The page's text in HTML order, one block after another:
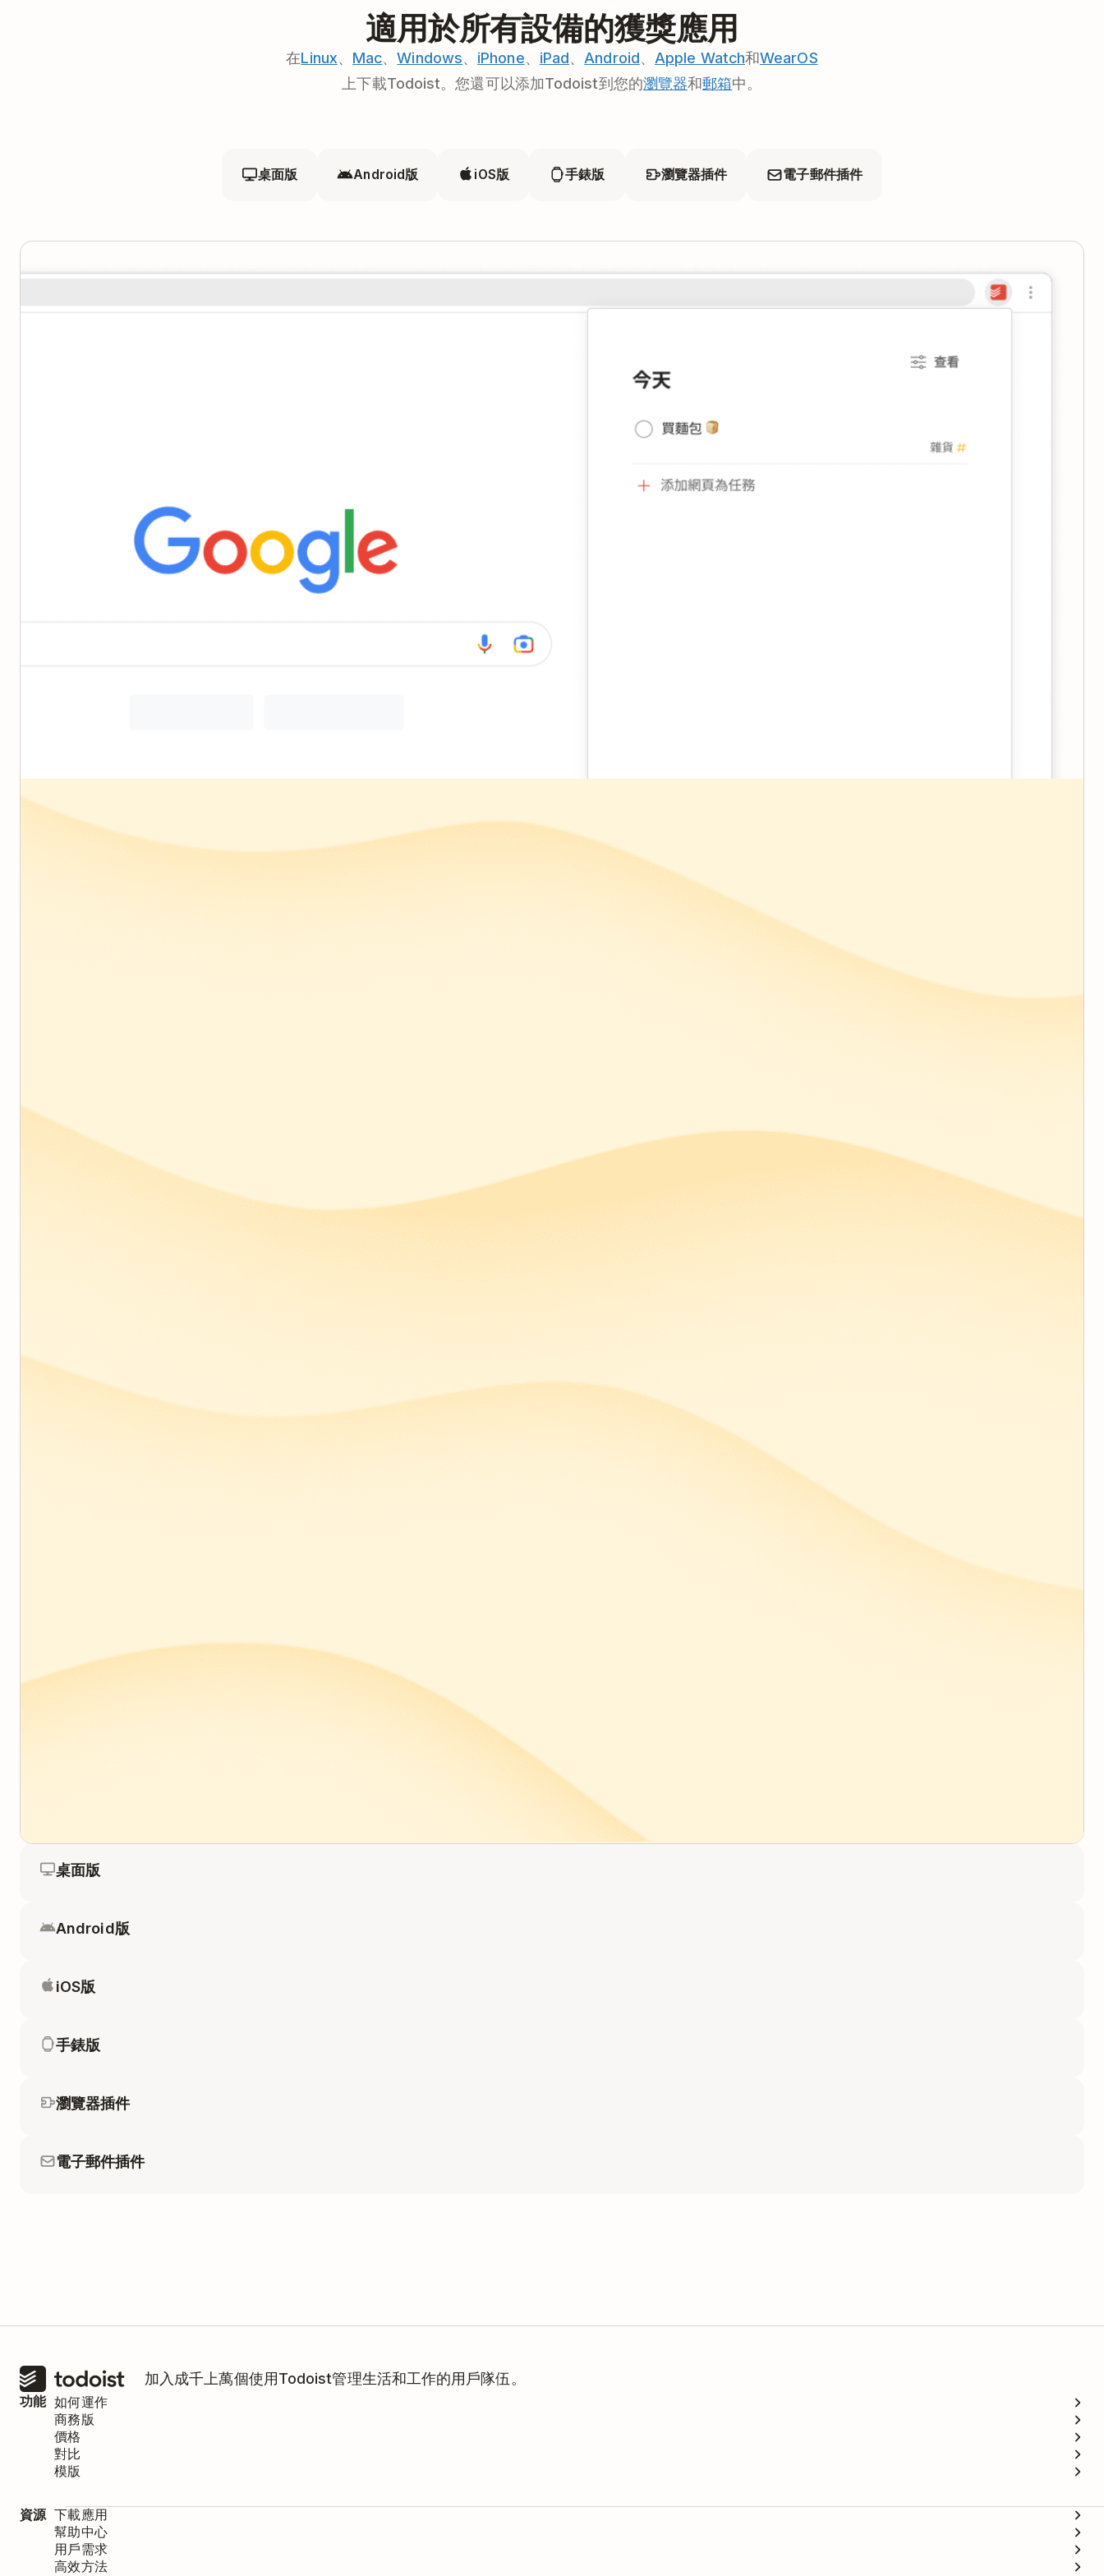
適用於所有設備的獲獎應用
在Linux、 Mac、Windows、 iPhone、 iPad、Android、 Apple Watch和WearOS
上下載Todoist。您還可以添加Todoist到您的瀏覽器和郵箱中。
桌面版 Android版 iOS版 手錶版 瀏覽器插件 電子郵件插件
桌面版
Android版
iOS版
手錶版
瀏覽器插件
電子郵件插件
加入成千上萬個使用Todoist管理生活和工作的用戶隊伍。
功能 如何運作
商務版
價格
對比
模版
資源 下載應用
幫助中心
用戶需求
高效方法